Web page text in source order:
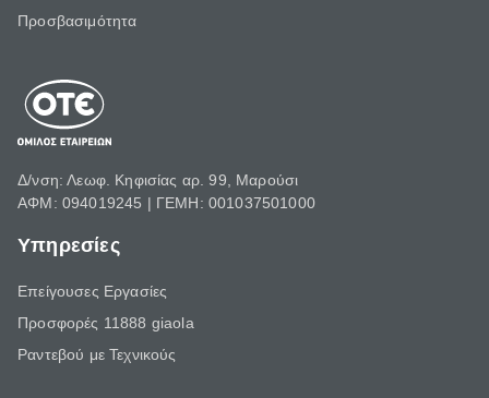
Προσβασιμότητα
Δ/νση: Λεωφ. Κηφισίας αρ. 99, Μαρούσι
ΑΦΜ: 094019245 | ΓΕΜΗ: 001037501000
Υπηρεσίες
Επείγουσες Εργασίες
Προσφορές 11888 giaola
Ραντεβού με Τεχνικούς